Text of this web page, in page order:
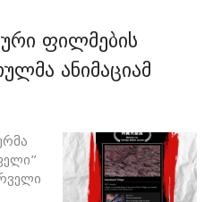
ფილმების
ანიმაციამ